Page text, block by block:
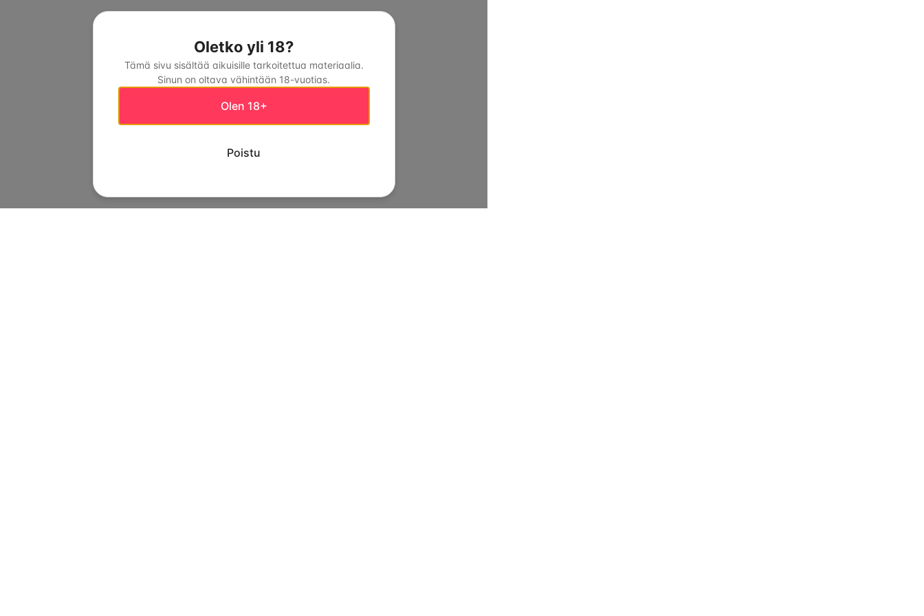
Oletko yli 18?
Tämä sivu sisältää aikuisille tarkoitettua materiaalia.
Sinun on oltava vähintään 18-vuotias.
Olen 18+
Poistu